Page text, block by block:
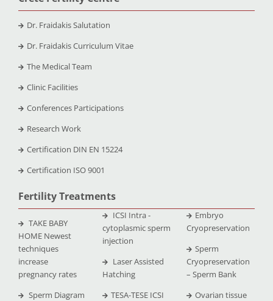
Dr. Fraidakis Salutation
Dr. Fraidakis Curriculum Vitae
The Medical Team
Clinic Facilities
Conferences Participations
Research Work
Certification DIN EN 15224
Certification ISO 9001
Fertility Treatments
TAKE BABY
HOME Newest
techniques
increase
pregnancy rates
Sperm Diagram
ICSI Intra -
cytoplasmic sperm
injection
Laser Assisted
Hatching
TESA-TESE ICSI
Embryo
Cryopreservation
Sperm
Cryopreservation
– Sperm Bank
Ovarian tissue